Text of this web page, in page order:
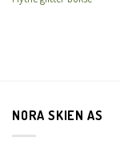
NORA SKIEN AS